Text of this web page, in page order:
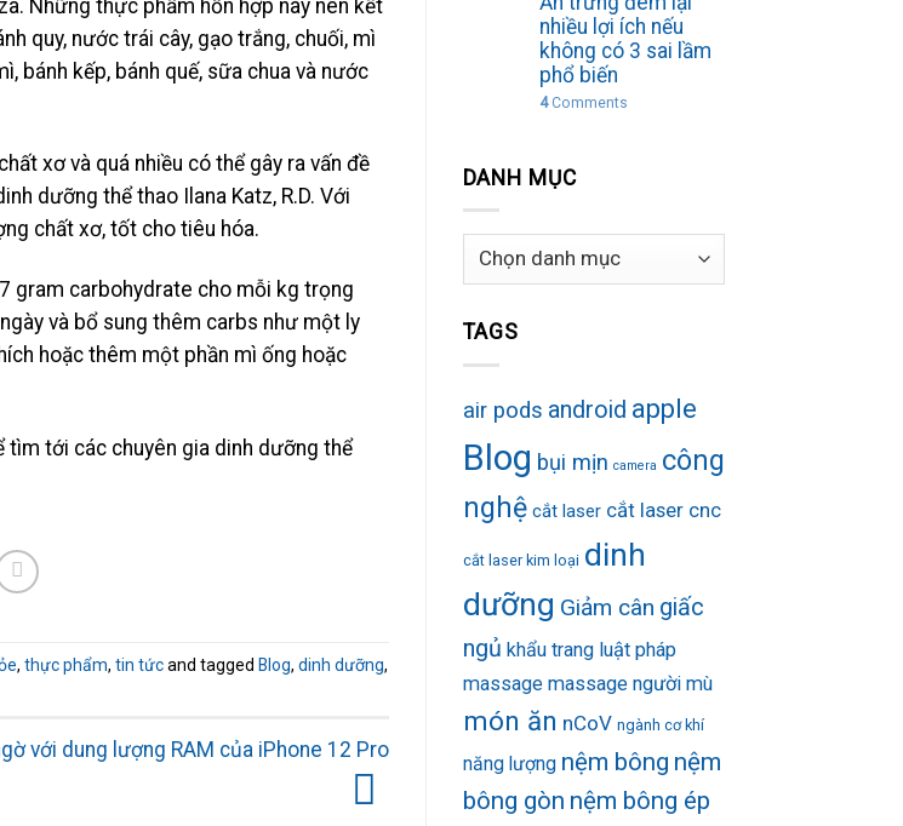
Những thực phẩm hỗn hợp này nên kết
quy, nước trái cây, gạo trắng, chuối, mì
bánh kếp, bánh quế, sữa chua và nước
xơ và quá nhiều có thể gây ra vấn đề
dưỡng thể thao Ilana Katz, R.D. Với
chất xơ, tốt cho tiêu hóa.
gram carbohydrate cho mỗi kg trọng
và bổ sung thêm carbs như một ly
hoặc thêm một phần mì ống hoặc
tới các chuyên gia dinh dưỡng thể
, thực phẩm, tin tứcand tagged Blog, dinh dưỡng,
với dung lượng RAM của iPhone 12 Pro
nhiều lợi ích nếu
không có 3 sai lầm
phổ biến
4Comments
DANH MỤC
Danh
TAGS
air pods android apple
Blog bụi mịn camera công
nghệ cắt laser cắt laser cnc
cắt laser kim loại dinh
dưỡng Giảm cân giấc
ngủ khẩu trang luật pháp
massage massage người mù
món ăn nCoV ngành cơ khí
năng lượng nệm bông nệm
bông gòn nệm bông ép